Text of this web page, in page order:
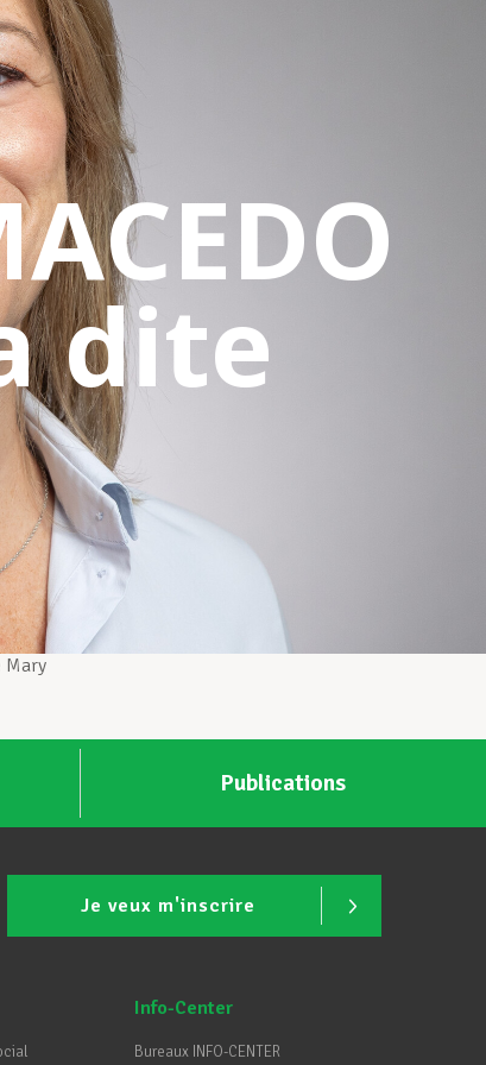
dite
Mary
Publications
Je veux m'inscrire
Info-Center
Bureaux INFO-CENTER